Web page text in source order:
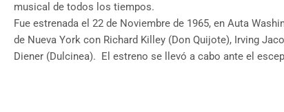
musical de todos los tiempos.
Fue estrenada el 22 de Noviembre de 1965, en Auta
de Nueva York con Richard Killey (Don Quijote), Irving
Diener (Dulcinea).
El estreno se llevó a cabo ante el